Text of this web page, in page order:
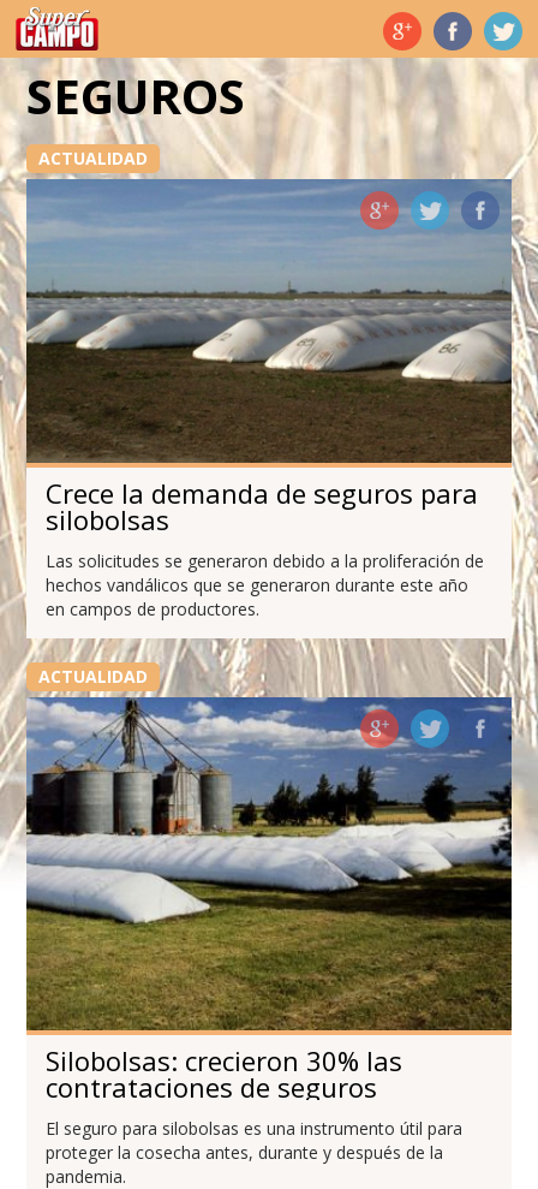
Temas de hoy
SEGUROS
ACTUALIDAD
Crece la demanda de seguros para
silobolsas
Las solicitudes se generaron debido a la proliferación de
hechos vandálicos que se generaron durante este año
en campos de productores.
ACTUALIDAD
Silobolsas: crecieron 30% las
contrataciones de seguros
El seguro para silobolsas es una instrumento útil para
proteger la cosecha antes, durante y después de la
pandemia.